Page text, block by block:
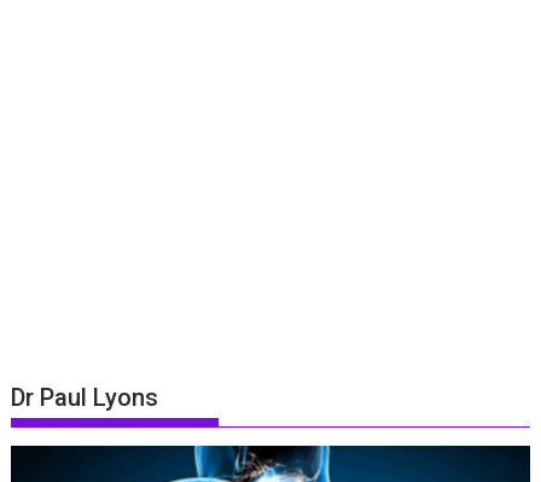
Dr Paul Lyons